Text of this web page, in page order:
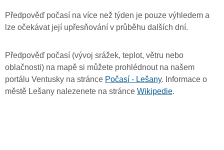
Předpověď počasí na více než týden je pouze výhledem a
lze očekávat její upřesňování v průběhu dalších dní.
Předpověď počasí (vývoj srážek, teplot, větru nebo
oblačnosti) na mapě si můžete prohlédnout na našem
portálu Ventusky na stránce Počasí - Lešany. Informace o
městě Lešany nalezenete na stránce Wikipedie.